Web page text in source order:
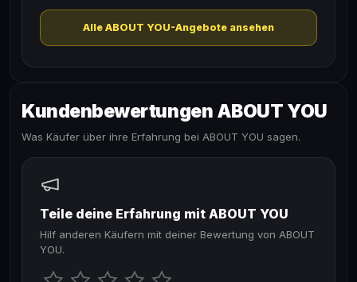
Alle ABOUT YOU-Angebote ansehen
Kundenbewertungen ABOUT YOU
Was Käufer über ihre Erfahrung bei ABOUT YOU sagen.
Teile deine Erfahrung mit ABOUT YOU
Hilf anderen Käufern mit deiner Bewertung von ABOUT
YOU.